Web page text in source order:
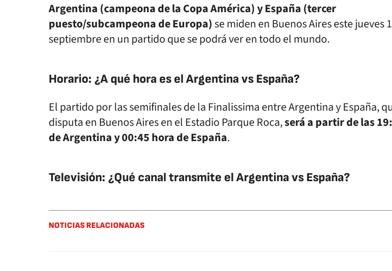
Argentina (campeona de la Copa América) y España (tercer
puesto/subcampeona de Europa)se miden en Buenos Aires este jueves
septiembre en un partido que se podrá ver en todo el mundo.
Horario: ¿A qué hora es el Argentina vs España?
El partido por las semifinales de la Finalissima entre Argentina y España,
disputa en Buenos Aires en el Estadio Parque Roca,será a partir de las
de Argentina y 00:45 hora de España.
Televisión: ¿Qué canal transmite el Argentina vs España?
NOTICIAS RELACIONADAS